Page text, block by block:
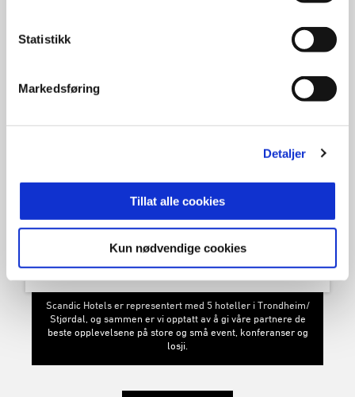
Statistikk
Markedsføring
Detaljer
Tillat alle cookies
Kun nødvendige cookies
Ringnes AS er Norges største bryggeriselskap med ca. 1100
Frøya-bedriften er en av verdens største produsenter av
Scandic Hotels er representert med 5 hoteller i Trondheim/
Stjørdal, og sammen er vi opptatt av å gi våre partnere de
beste opplevelsene på store og små event, konferanser og
losji.